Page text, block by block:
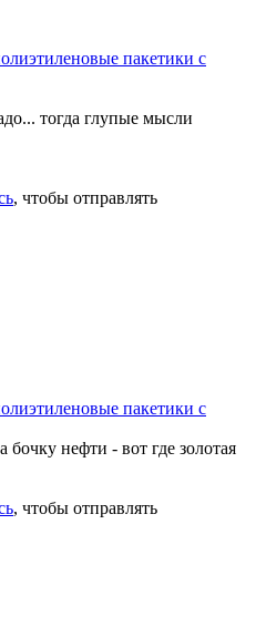
пакетики с
тогда глупые мысли
, чтобы отправлять
пакетики с
нефти - вот где золотая
, чтобы отправлять